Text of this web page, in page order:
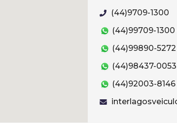
(44)9709-1300
(44)99709-1300
(44)99890-
(44)98437-
(44)92003-